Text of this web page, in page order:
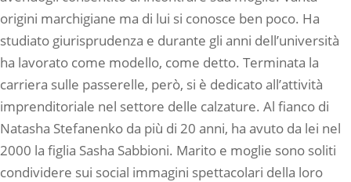
origini marchigiane ma di lui si conosce ben poco. Ha
studiato giurisprudenza e durante gli anni dell’università
ha lavorato come modello, come detto. Terminata la
carriera sulle passerelle, però, si è dedicato all’attività
imprenditoriale nel settore delle calzature. Al fianco di
Natasha Stefanenko da più di 20 anni, ha avuto da lei nel
2000 la figlia Sasha Sabbioni. Marito e moglie sono soliti
condividere sui social immagini spettacolari della loro